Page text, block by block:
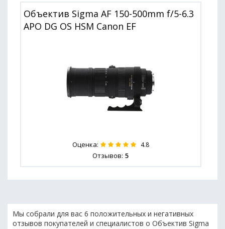
Объектив Sigma AF 150-500mm f/5-6.3
APO DG OS HSM Canon EF
Оценка: 4.8
Отзывов: 5
Мы собрали для вас 6 положительных и негативных
отзывов покупателей и специалистов о Объектив Sigma